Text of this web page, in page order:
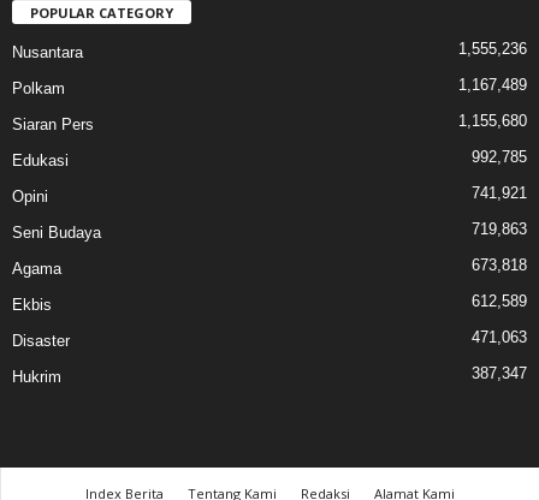
POPULAR CATEGORY
Nusantara 1,555,236
Polkam 1,167,489
Siaran Pers 1,155,680
Edukasi 992,785
Opini 741,921
Seni Budaya 719,863
Agama 673,818
Ekbis 612,589
Disaster 471,063
Hukrim 387,347
Index Berita Tentang Kami Redaksi Alamat Kami